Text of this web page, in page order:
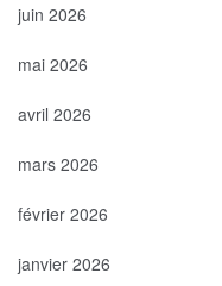
juin 2026
mai 2026
avril 2026
mars 2026
février 2026
janvier 2026